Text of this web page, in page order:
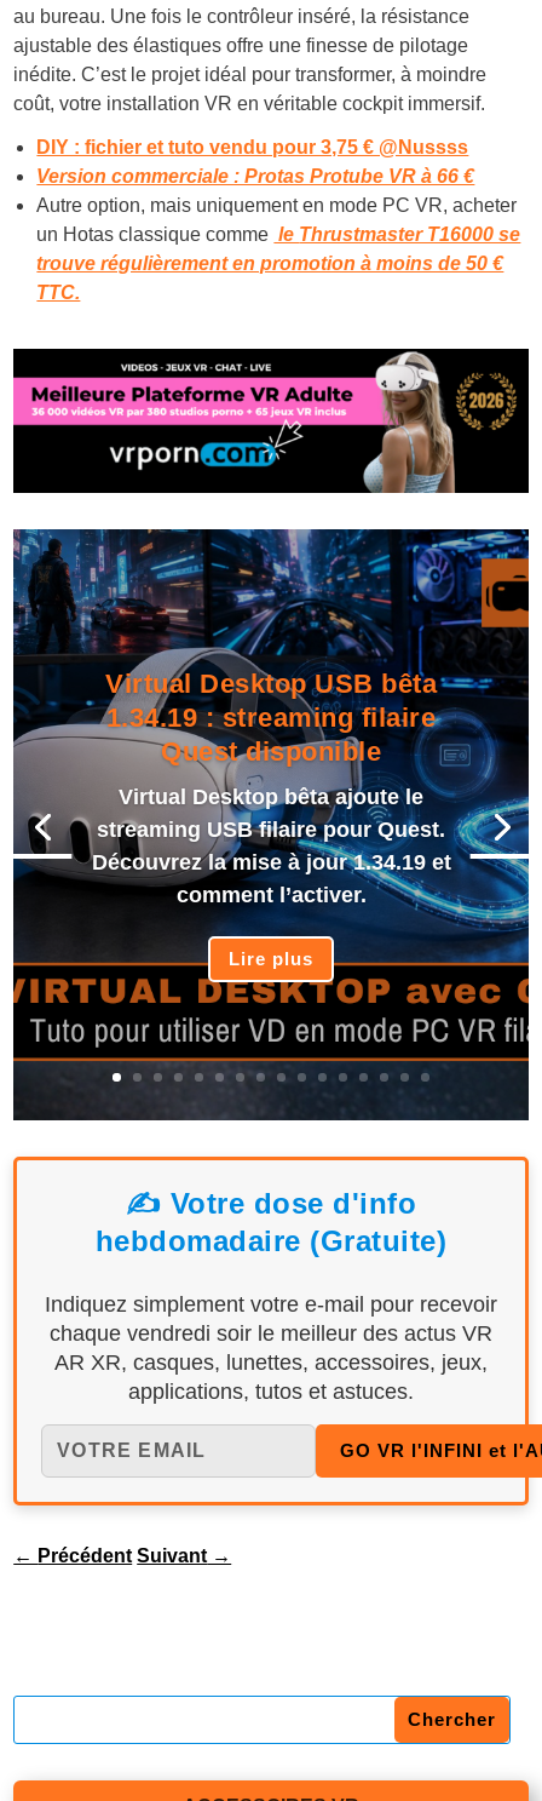
au bureau. Une fois le contrôleur inséré, la résistance
ajustable des élastiques offre une finesse de pilotage
inédite. C’est le projet idéal pour transformer, à moindre
coût, votre installation VR en véritable cockpit immersif.
DIY : fichier et tuto vendu pour 3,75 € @Nussss
Version commerciale : Protas Protube VR à 66 €
Autre option, mais uniquement en mode PC VR, acheter
un Hotas classique comme le Thrustmaster T16000 se
trouve régulièrement en promotion à moins de 50 €
TTC.
Virtual Desktop USB bêta
1.34.19 : streaming filaire
Quest disponible
Virtual Desktop bêta ajoute le
streaming USB filaire pour Quest.
Découvrez la mise à jour 1.34.19 et
comment l’activer.
Lire plus
✍️ Votre dose d'info
hebdomadaire (Gratuite)
Indiquez simplement votre e-mail pour recevoir
chaque vendredi soir le meilleur des actus VR
AR XR, casques, lunettes, accessoires, jeux,
applications, tutos et astuces.
← Précédent Suivant →